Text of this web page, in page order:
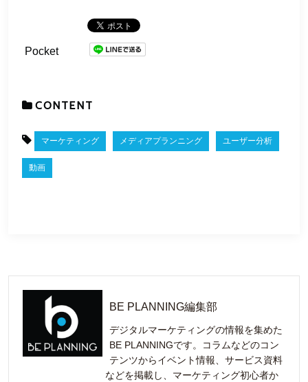
Pocket
CONTENT
マーケティング メディアプランニング ユーザー分析
動画
BE PLANNING編集部
デジタルマーケティングの情報を集めた
BE PLANNINGです。コラムなどのコン
テンツからイベント情報、サービス資料
などを掲載し、マーケティング初心者か